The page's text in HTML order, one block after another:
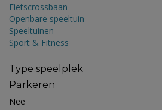
Fietscrossbaan
Openbare speeltuin
Speeltuinen
Sport & Fitness
Type speelplek
Parkeren
Nee